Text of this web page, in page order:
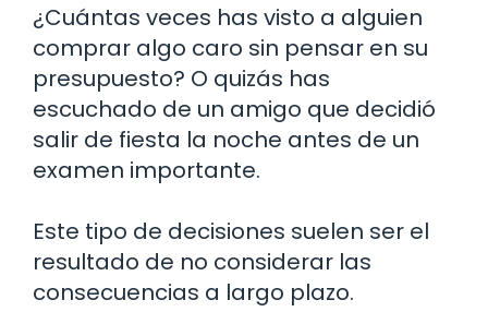
¿Cuántas veces has visto a alguien
comprar algo caro sin pensar en su
presupuesto? O quizás has
escuchado de un amigo que decidió
salir de fiesta la noche antes de un
examen importante.
Este tipo de decisiones suelen ser el
resultado de no considerar las
consecuencias a largo plazo.